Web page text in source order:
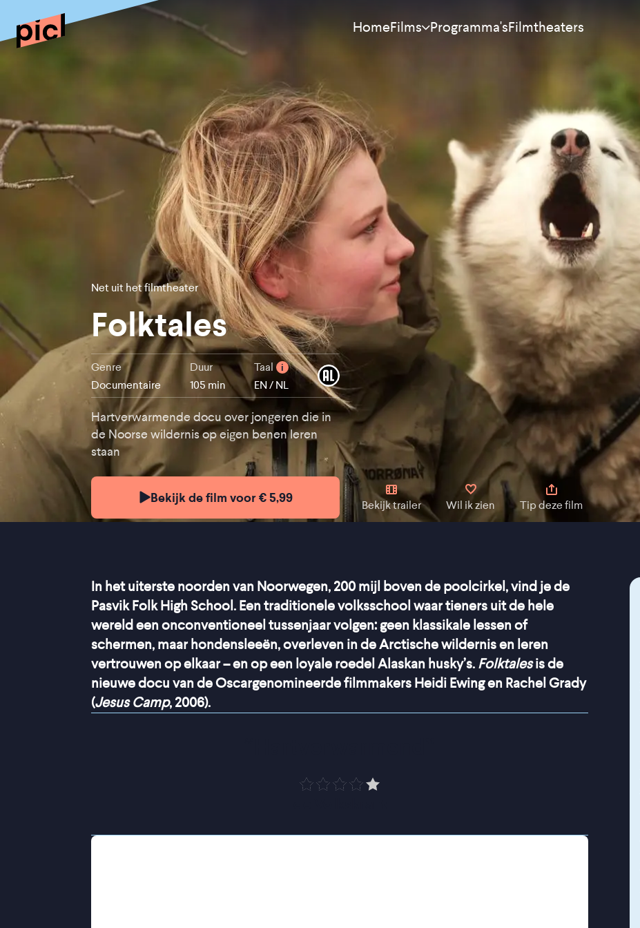
HomeFilms
Aanraders
Binnenkort
Alle films
Programma'sFilmtheaters
Net uit het filmtheater
Folktales
Genre
Documentaire
Duur
105 min
Taal i
EN / NL
Hartverwarmende docu over jongeren die in
de Noorse wildernis op eigen benen leren
staan
Bekijk de film voor € 5,99
Bekijk trailer Wil ik zien Tip deze film
In het uiterste noorden van Noorwegen, 200 mijl boven de poolcirkel, vind je de
Pasvik Folk High School. Een traditionele volksschool waar tieners uit de hele
wereld een onconventioneel tussenjaar volgen: geen klassikale lessen of
schermen, maar hondensleeën, overleven in de Arctische wildernis en leren
vertrouwen op elkaar – en op een loyale roedel Alaskan husky’s. Folktalesis de
nieuwe docu van de Oscargenomineerde filmmakers Heidi Ewing en Rachel Grady
(Jesus Camp, 2006).
De Amerikaanse regisseurs Ewing en Grady volgen de jongeren op de drempel van